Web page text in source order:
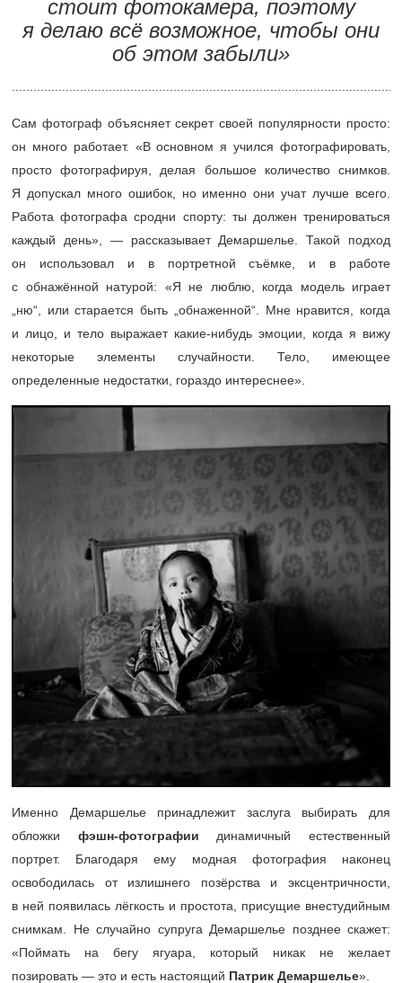
стоит фотокамера, поэтому
я делаю всё возможное, чтобы они
об этом забыли»
Сам фотограф объясняет секрет своей популярности просто:
он много работает. «В основном я учился фотографировать,
просто фотографируя, делая большое количество снимков.
Я допускал много ошибок, но именно они учат лучше всего.
Работа фотографа сродни спорту: ты должен тренироваться
каждый день», — рассказывает Демаршелье. Такой подход
он использовал и в портретной съёмке, и в работе
с обнажённой натурой: «Я не люблю, когда модель играет
„ню“, или старается быть „обнаженной“. Мне нравится, когда
и лицо, и тело выражает какие-нибудь эмоции, когда я вижу
некоторые элементы случайности. Тело, имеющее
определенные недостатки, гораздо интереснее».
Именно Демаршелье принадлежит заслуга выбирать для
обложки фэшн-фотографии динамичный естественный
портрет. Благодаря ему модная фотография наконец
освободилась от излишнего позёрства и эксцентричности,
в ней появилась лёгкость и простота, присущие внестудийным
снимкам. Не случайно супруга Демаршелье позднее скажет:
«Поймать на бегу ягуара, который никак не желает
позировать — это и есть настоящий Патрик Демаршелье».